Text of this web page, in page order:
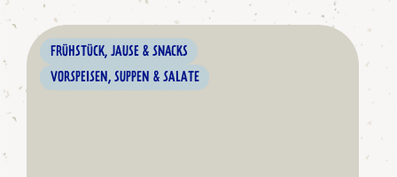
FRÜHSTÜCK, JAUSE & SNACKS
VORSPEISEN, SUPPEN & SALATE